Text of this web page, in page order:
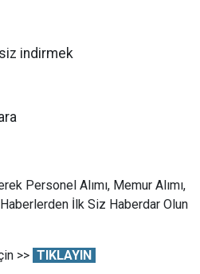
indirmek
Personel Alımı, Memur Alımı,
İlk Siz Haberdar Olun
>> TIKLAYIN